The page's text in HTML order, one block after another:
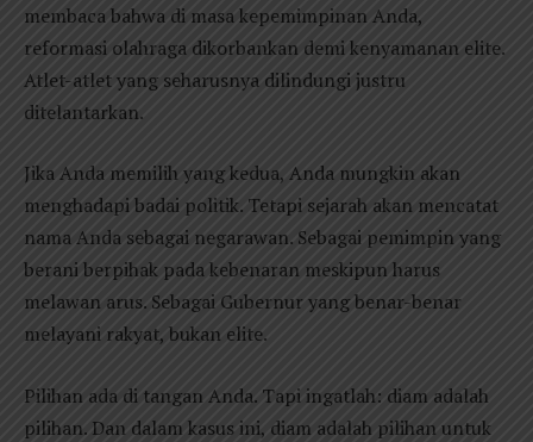
membaca bahwa di masa kepemimpinan Anda,
reformasi olahraga dikorbankan demi kenyamanan elite.
Atlet-atlet yang seharusnya dilindungi justru
ditelantarkan.
Jika Anda memilih yang kedua, Anda mungkin akan
menghadapi badai politik. Tetapi sejarah akan mencatat
nama Anda sebagai negarawan. Sebagai pemimpin yang
berani berpihak pada kebenaran meskipun harus
melawan arus. Sebagai Gubernur yang benar-benar
melayani rakyat, bukan elite.
Pilihan ada di tangan Anda. Tapi ingatlah: diam adalah
pilihan. Dan dalam kasus ini, diam adalah pilihan untuk